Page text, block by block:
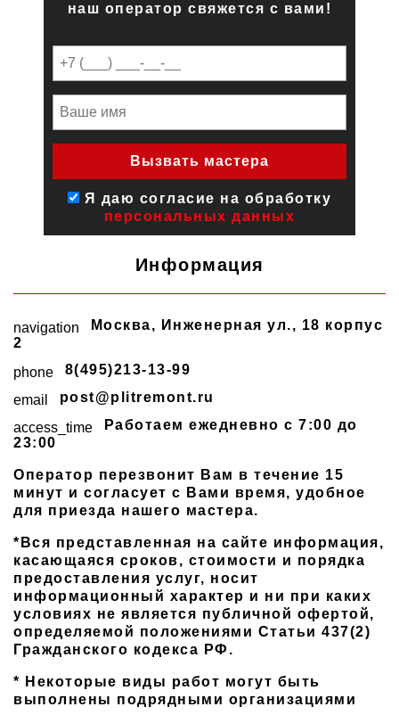
наш оператор свяжется с вами!
Я даю согласие на обработку
персональных данных
Информация
navigation Москва, Инженерная ул., 18 корпус
2
phone
8(495)213-13-99
email
post@plitremont.ru
access_time
Работаем ежедневно c 7:00 до
23:00
Оператор перезвонит Вам в течение 15
минут и согласует с Вами время, удобное
для приезда нашего мастера.
*Вся представленная на сайте информация,
касающаяся сроков, стоимости и порядка
предоставления услуг, носит
информационный характер и ни при каких
условиях не является публичной офертой,
определяемой положениями Статьи 437(2)
Гражданского кодекса РФ.
* Некоторые виды работ могут быть
выполнены подрядными организациями